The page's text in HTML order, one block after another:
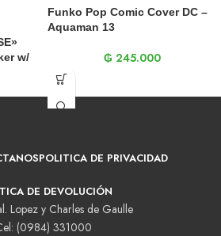
w/
Funko Pop Comic Cover DC –
Aquaman 13
₲ 245.000
POLITICA DE PRIVACIDAD
DE DEVOLUCIÓN
Lopez y Charles de Gaulle
(0984) 331000